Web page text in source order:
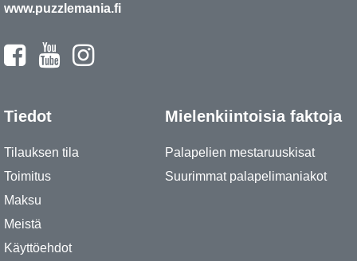
www.puzzlemania.fi
Tiedot
Tilauksen tila
Toimitus
Maksu
Meistä
Käyttöehdot
Mielenkiintoisia faktoja
Palapelien mestaruuskisat
Suurimmat palapelimaniakot